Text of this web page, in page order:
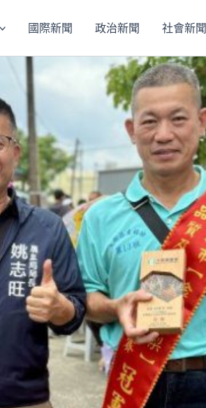
國際新聞 政治新聞 社會新聞